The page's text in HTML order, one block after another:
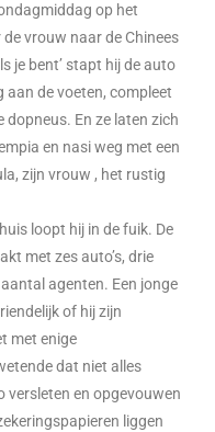
op het
vrouw naar de Chinees
je bent’ stapt hij de auto
de voeten, compleet
dopneus. En ze laten zich
en nasi weg met een
zijn vrouw , het rustig
loopt hij in de fuik. De
met zes auto’s, drie
agenten. Een jonge
of hij zijn
met enige
dat niet alles
versleten en opgevouwen
liggen